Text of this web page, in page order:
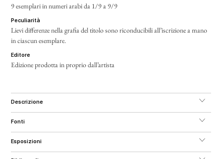
9 esemplari in numeri arabi da 1/9 a 9/9
peculiarità
Lievi differenze nella grafia del titolo sono riconducibili all’iscrizione a mano
in ciascun esemplare.
editore
Edizione prodotta in proprio dall’artista
descrizione
fonti
esposizioni